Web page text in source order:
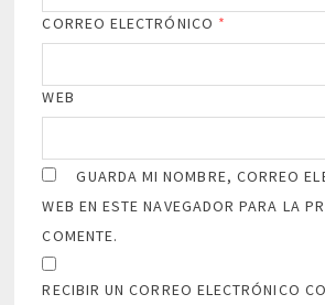
CORREO ELECTRÓNICO *
WEB
GUARDA MI NOMBRE, CORREO
WEB EN ESTE NAVEGADOR PARA LA
COMENTE.
RECIBIR UN CORREO ELECTRÓNICO